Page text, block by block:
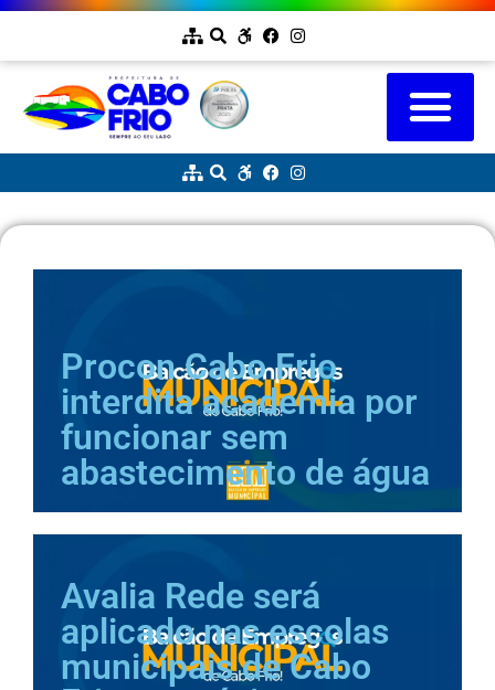
Procon Cabo Frio
interdita academia por
funcionar sem
abastecimento de água
Avalia Rede será
aplicado nas escolas
municipais de Cabo